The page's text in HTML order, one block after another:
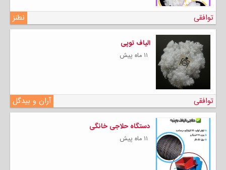
نطنز توافقی
الیاف توپی
۱۱ ماه پیش
آران و بیدگل توافقی
دستگاه حلاجی خانگی
۱۱ ماه پیش